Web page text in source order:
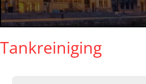
Tankreiniging